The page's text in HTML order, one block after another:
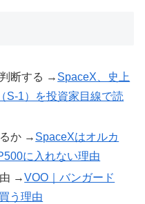
断する → SpaceX、史上
1）を投資家目線で読
か → SpaceXはオルカ
に入れない理由
由 →VOO｜バンガード
う理由